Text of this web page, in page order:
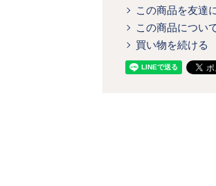
この商品を友達
この商品につい
買い物を続ける